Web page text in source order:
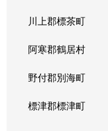
川上郡標茶町
阿寒郡鶴居村
野付郡別海町
標津郡標津町